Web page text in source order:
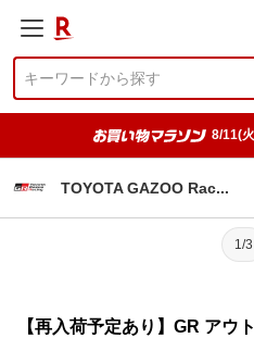
8/11(
TOYOTA GAZOO Rac
1/3
【再入荷予定あり】GR アウ